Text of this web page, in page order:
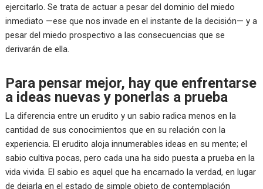
ejercitarlo. Se trata de actuar a pesar del dominio del miedo
inmediato —ese que nos invade en el instante de la decisión— y a
pesar del miedo prospectivo a las consecuencias que se
derivarán de ella.
Para pensar mejor, hay que enfrentarse
a ideas nuevas y ponerlas a prueba
La diferencia entre un erudito y un sabio radica menos en la
cantidad de sus conocimientos que en su relación con la
experiencia. El erudito aloja innumerables ideas en su mente; el
sabio cultiva pocas, pero cada una ha sido puesta a prueba en la
vida vivida. El sabio es aquel que ha encarnado la verdad, en lugar
de dejarla en el estado de simple objeto de contemplación